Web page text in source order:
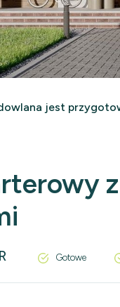
jest
Gotowe